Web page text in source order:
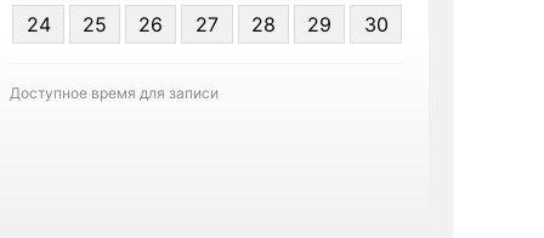
24
25 26 27 28 29 30
Доступное время для записи